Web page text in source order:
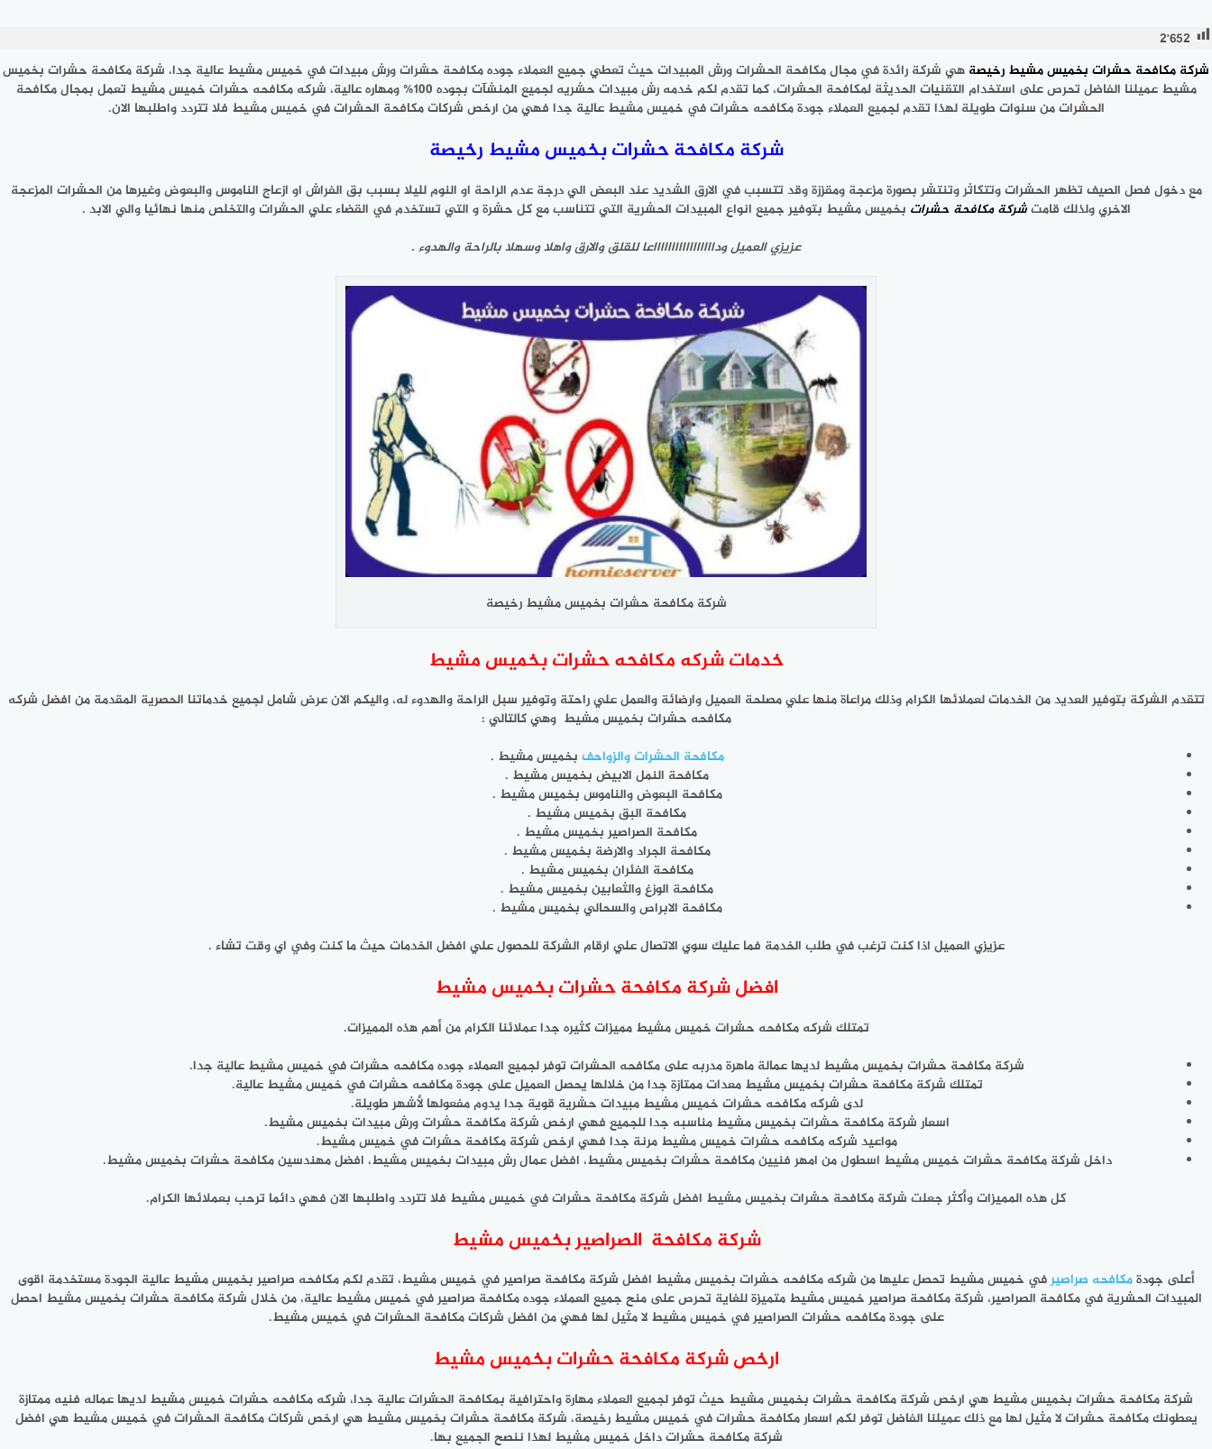
2٬652
شركة مكافحة حشرات بخميس مشيط رخيصة هي شركة رائدة في مجال مكافحة الحشرات ورش المبيدات حيث تعطي جميع العملاء جوده مكافحة حشرات ورش مبيدات في خميس مشيط عالية جدا، شركة مكافحة حشرات بخميس
مشيط عميلنا الفاضل تحرص على استخدام التقنيات الحديثة لمكافحة الحشرات، كما تقدم لكم خدمه رش مبيدات حشريه لجميع المنشآت بجوده 100% ومهاره عالية، شركه مكافحه حشرات خميس مشيط تعمل بمجال مكافحة
الحشرات من سنوات طويلة لهذا تقدم لجميع العملاء جودة مكافحه حشرات في خميس مشيط عالية جدا فهي من ارخص شركات مكافحة الحشرات في خميس مشيط فلا تتردد واطلبها الان.
شركة مكافحة حشرات بخميس مشيط رخيصة
مع دخول فصل الصيف تظهر الحشرات وتتكاثر وتنتشر بصورة مزعجة ومقززة وقد تتسبب في الارق الشديد عند البعض الي درجة عدم الراحة او النوم لليلا بسبب بق الفراش او ازعاج الناموس والبعوض وغيرها من الحشرات المزعجة
الاخري ولذلك قامتشركة مكافحة حشرات بخميس مشيط بتوفير جميع انواع المبيدات الحشرية التي تتناسب مع كل حشرة و التي تستخدم في القضاء علي الحشرات والتخلص منها نهائيا والي الابد .
عزيزي العميل وداااااااااااااااااعا للقلق والارق واهلا وسهلا بالراحة والهدوء .
شركة مكافحة حشرات بخميس مشيط رخيصة
خدمات شركه مكافحه حشرات بخميس مشيط
تتقدم الشركة بتوفير العديد من الخدمات لعملائها الكرام وذلك مراعاة منها علي مصلحة العميل وارضائة والعمل علي راحتة وتوفير سبل الراحة والهدوء له، واليكم الان عرض شامل لجميع خدماتنا الحصرية المقدمة من افضل شركه
مكافحه حشرات بخميس مشيط وهي كالتالي :
مكافحة الحشرات والزواحف بخميس مشيط .
مكافحة النمل الابيض بخميس مشيط .
مكافحة البعوض والناموس بخميس مشيط .
مكافحة البق بخميس مشيط .
مكافحة الصراصير بخميس مشيط .
مكافحة الجراد والارضة بخميس مشيط .
مكافحة الفئران بخميس مشيط .
مكافحة الوزغ والثعابين بخميس مشيط .
مكافحة الابراص والسحالي بخميس مشيط .
عزيزي العميل اذا كنت ترغب في طلب الخدمة فما عليك سوي الاتصال علي ارقام الشركة للحصول علي افضل الخدمات حيث ما كنت وفي اي وقت تشاء .
افضل شركة مكافحة حشرات بخميس مشيط
تمتلك شركه مكافحه حشرات خميس مشيط مميزات كثيره جدا عملائنا الكرام من أهم هذه المميزات.
شركة مكافحة حشرات بخميس مشيط لديها عمالة ماهرة مدربه على مكافحه الحشرات توفر لجميع العملاء جوده مكافحه حشرات في خميس مشيط عالية جدا.
تمتلك شركة مكافحة حشرات بخميس مشيط معدات ممتازة جدا من خلالها يحصل العميل على جودة مكافحه حشرات في خميس مشيط عالية.
لدى شركه مكافحه حشرات خميس مشيط مبيدات حشرية قوية جدا يدوم مفعولها لأشهر طويلة.
اسعار شركة مكافحة حشرات بخميس مشيط مناسبه جدا للجميع فهي ارخص شركة مكافحة حشرات ورش مبيدات بخميس مشيط.
مواعيد شركه مكافحه حشرات خميس مشيط مرنة جدا فهي ارخص شركة مكافحة حشرات في خميس مشيط.
داخل شركة مكافحة حشرات خميس مشيط اسطول من امهر فنيين مكافحة حشرات بخميس مشيط، افضل عمال رش مبيدات بخميس مشيط، افضل مهندسين مكافحة حشرات بخميس مشيط.
كل هذه المميزات وأكثر جعلت شركة مكافحة حشرات بخميس مشيط افضل شركة مكافحة حشرات في خميس مشيط فلا تتردد واطلبها الان فهي دائما ترحب بعملائها الكرام.
شركة مكافحة الصراصير بخميس مشيط
أعلى جودةمكافحه صراصيرفي خميس مشيط تحصل عليها من شركه مكافحه حشرات بخميس مشيط افضل شركة مكافحة صراصير في خميس مشيط، تقدم لكم مكافحه صراصير بخميس مشيط عالية الجودة مستخدمة اقوى
المبيدات الحشرية في مكافحة الصراصير، شركة مكافحة صراصير خميس مشيط متميزة للغاية تحرص على منح جميع العملاء جوده مكافحة صراصير في خميس مشيط عالية، من خلال شركة مكافحة حشرات بخميس مشيط احصل
على جودة مكافحه حشرات الصراصير في خميس مشيط لا مثيل لها فهي من افضل شركات مكافحة الحشرات في خميس مشيط.
ارخص شركة مكافحة حشرات بخميس مشيط
شركة مكافحة حشرات بخميس مشيط هي ارخص شركة مكافحة حشرات بخميس مشيط حيث توفر لجميع العملاء مهارة واحترافية بمكافحة الحشرات عالية جدا، شركه مكافحه حشرات خميس مشيط لديها عماله فنيه ممتازة
يعطونك مكافحة حشرات لا مثيل لها مع ذلك عميلنا الفاضل توفر لكم اسعار مكافحة حشرات في خميس مشيط رخيصة، شركة مكافحة حشرات بخميس مشيط هي ارخص شركات مكافحة الحشرات في خميس مشيط هي افضل
شركة مكافحة حشرات داخل خميس مشيط لهذا ننصح الجميع بها.